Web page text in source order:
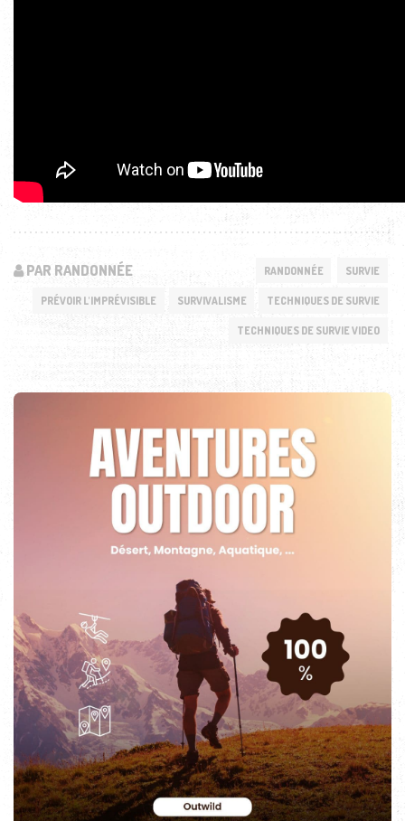
PAR RANDONNÉE RANDONNÉE SURVIE
PRÉVOIR L'IMPRÉVISIBLE SURVIVALISME TECHNIQUES DE SURVIE
TECHNIQUES DE SURVIE VIDEO